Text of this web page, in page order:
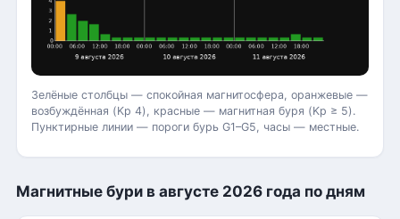
Зелёные столбцы — спокойная магнитосфера, оранжевые —
возбуждённая (Kp 4), красные — магнитная буря (Kp ≥ 5).
Пунктирные линии — пороги бурь G1–G5, часы — местные.
Магнитные бури в августе 2026 года по дням